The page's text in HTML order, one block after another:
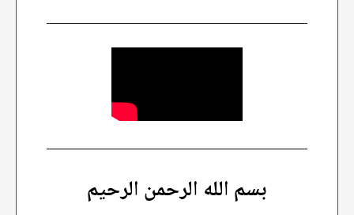
بسم الله الرحمن الرحيم